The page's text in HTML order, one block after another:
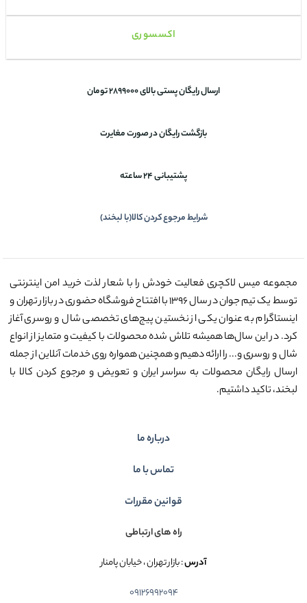
اکسسوری
ارسال رایگان پستی بالای 2899000 تومان
بازگشت رایگان در صورت مغایرت
پشتیبانی 24 ساعته
شرایط مرجوع کردن کالا(با لبخند)
مجموعه میس لاکچری فعالیت خودش را با شعار لذت خرید امن اینترنتی
توسط یک تیم جوان در سال ۱۳۹۶ با افتتاح فروشگاه حضوری در بازار تهران و
اینستاگرام به عنوان یکی از نخستین پیج‌های تخصصی شال و روسری آغاز
کرد. در این سال‌ها همیشه تلاش شده محصولات با کیفیت و متمایز از انواع
شال و روسری و... را ارائه دهیم و همچنین همواره روی خدمات آنلاین از جمله
ارسال رایگان محصولات به سراسر ایران و تعویض و مرجوع کردن کالا با
لبخند، تاکید داشتیم.
درباره ما
تماس با ما
قوانین مقررات
راه های ارتباطی
آدرس: بازار تهران ، خیابان پامنار
09126992094